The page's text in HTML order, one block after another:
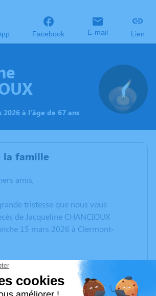
Facebook E-mail Lien
2026 à l'âge de 67 ans
la famille
amis,
tristesse que nous vous
de Jacqueline CHANCIOUX
15 mars 2026 à Clermont-
à utiliser cet espace pour laisser
partager des photos souvenirs, une
vos pensées à travers des